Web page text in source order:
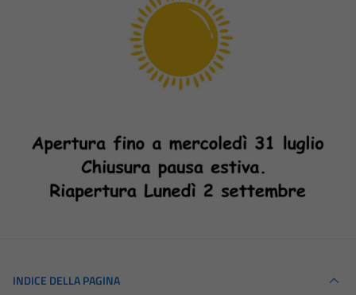
INDICE DELLA PAGINA